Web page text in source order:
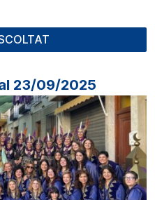
23/09/2025